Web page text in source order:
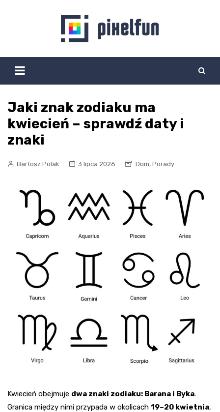
Jaki znak zodiaku ma
kwiecień – sprawdź daty i
znaki
Bartosz Polak 3 lipca 2026 Dom, Porady
Kwiecień obejmuje dwa znaki zodiaku: Barana i Byka.
Granica między nimi przypada w okolicach 19–20 kwietnia,